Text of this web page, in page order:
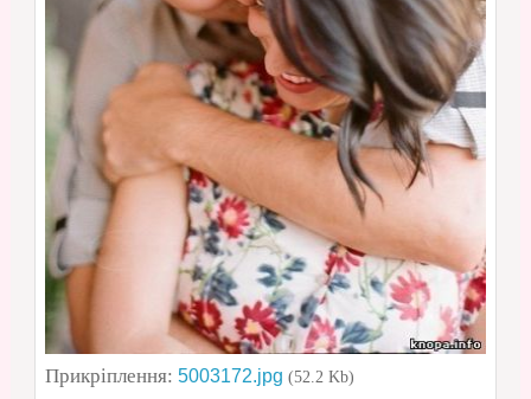
Прикріплення: 5003172.jpg (52.2 Kb)